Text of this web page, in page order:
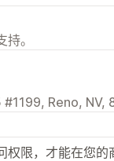
。
Reno, NV,
权限，才能在您的